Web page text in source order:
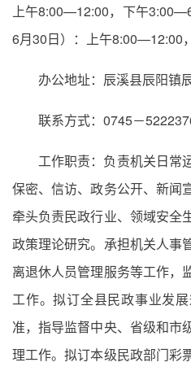
上午8:00—12:00，下午
6月30日）：上午8:00—12:00
办公地址：辰溪县辰阳镇
联系方式：0745－
工作职责：负责机关日常
保密、信访、政务公开、新闻
牵头负责民政行业、领域安全
政策理论研究。承担机关人事
离退休人员管理服务等工作，
工作。拟订全县民政事业发
准，指导监督中央、省级和市
理工作。拟订本级民政部门彩